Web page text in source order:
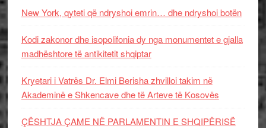
New York, qyteti që ndryshoi emrin… dhe ndryshoi botën
Kodi zakonor dhe isopolifonia dy nga monumentet e gjalla
madhështore të antikitetit shqiptar
Kryetari i Vatrës Dr. Elmi Berisha zhvilloi takim në
Akademinë e Shkencave dhe të Arteve të Kosovës
ÇËSHTJA ÇAME NË PARLAMENTIN E SHQIPËRISË